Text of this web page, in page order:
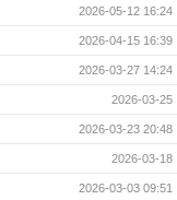
2026-05-12 16:24
2026-04-15 16:39
2026-03-27 14:24
2026-03-25
2026-03-23 20:48
2026-03-18
2026-03-03 09:51